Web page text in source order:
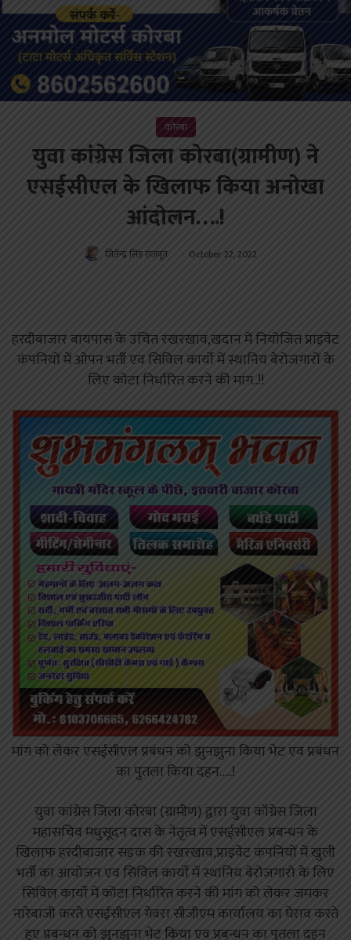
कोरबा
युवा कांग्रेस जिला कोरबा(ग्रामीण) ने
एसईसीएल के खिलाफ किया अनोखा
आंदोलन….!
जितेन्द्र सिंह राजपूत October 22, 2022
हरदीबाजार बायपास के उचित रखरखाव,खदान में नियोजित प्राइवेट
कंपनियों में ओपन भर्ती एव सिविल कार्यो में स्थानिय बेरोजगारों के
लिए कोटा निर्धारित करने की मांग..!!
मांग को लेकर एसईसीएल प्रबंधन को झुनझुना किया भेट एव प्रबंधन
का पुतला किया दहन…..!
युवा कांग्रेस जिला कोरबा (ग्रामीण) द्वारा युवा काँग्रेस जिला
महासचिव मधुसूदन दास के नेतृत्व में एसईसीएल प्रबन्धन के
खिलाफ हरदीबाजार सड़क की रखरखाव,प्राइवेट कंपनियों में खुली
भर्ती का आयोजन एव सिविल कार्यो में स्थानिय बेरोजगारो के लिए
सिविल कार्यो में कोटा निर्धारित करने की मांग को लेकर जमकर
नारेबाजी करते एसईसीएल गेवरा सीजीएम कार्यालय का घेराव करते
हुए प्रबन्धन को झुनझुना भेट किया एव प्रबन्धन का पुतला दहन